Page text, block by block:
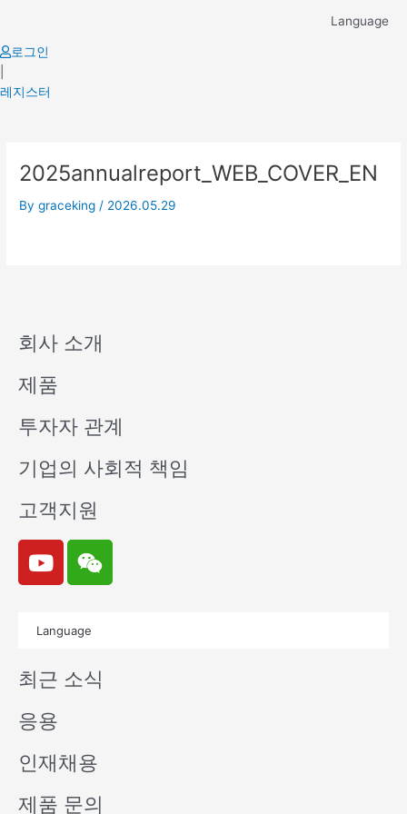
content
Language
로그인
레지스터
2025annualreport_WEB_COVER_EN
Bygraceking / 2026.05.29
회사 소개
제품
투자자 관계
기업의 사회적 책임
고객지원
Y
o
u
e
W
e
i
n
Language
최근 소식
응용
인재채용
제품 문의